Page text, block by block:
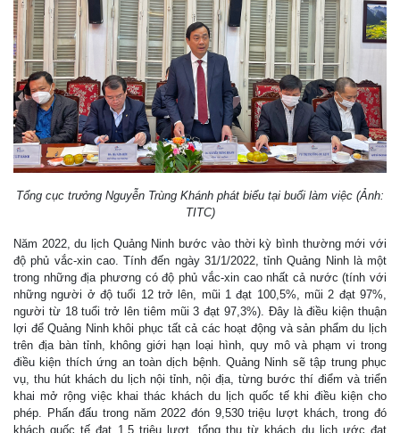
Tổng cục trưởng Nguyễn Trùng Khánh phát biểu tại buổi làm việc (Ảnh:
TITC)
Năm 2022, du lịch Quảng Ninh bước vào thời kỳ bình thường mới với
độ phủ vắc-xin cao. Tính đến ngày 31/1/2022, tỉnh Quảng Ninh là một
trong những địa phương có độ phủ vắc-xin cao nhất cả nước (tính với
những người ở độ tuổi 12 trở lên, mũi 1 đạt 100,5%, mũi 2 đạt 97%,
người từ 18 tuổi trở lên tiêm mũi 3 đạt 97,3%). Đây là điều kiện thuận
lợi để Quảng Ninh khôi phục tất cả các hoạt động và sản phẩm du lịch
trên địa bàn tỉnh, không giới hạn loại hình, quy mô và phạm vi trong
điều kiện thích ứng an toàn dịch bệnh. Quảng Ninh sẽ tập trung phục
vụ, thu hút khách du lịch nội tỉnh, nội địa, từng bước thí điểm và triển
khai mở rộng việc khai thác khách du lịch quốc tế khi điều kiện cho
phép. Phấn đấu trong năm 2022 đón 9,530 triệu lượt khách, trong đó
khách quốc tế đạt 1,5 triệu lượt, tổng thu từ khách du lịch ước đạt